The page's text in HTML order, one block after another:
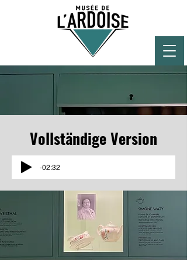
Vollständige Version
-02:32